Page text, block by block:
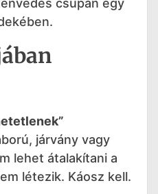
járvány vagy
lehet átalakítani a
létezik. Káosz kell.